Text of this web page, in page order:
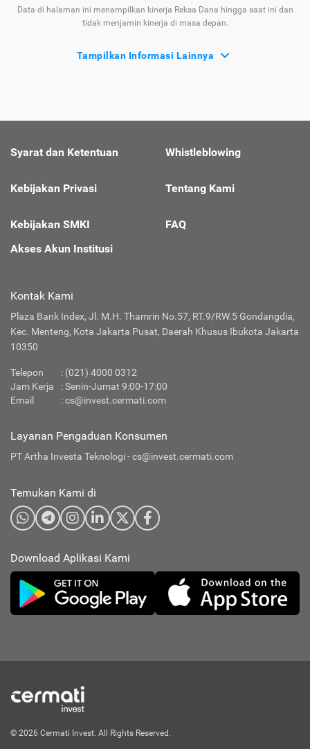
Data di halaman ini menampilkan kinerja Reksa Dana hingga saat ini dan
tidak menjamin kinerja di masa depan.
Tampilkan Informasi Lainnya
Syarat dan Ketentuan
Kebijakan Privasi
Kebijakan SMKI
Whistleblowing
Tentang Kami
FAQ
Akses Akun Institusi
Kontak Kami
Plaza Bank Index, Jl. M.H. Thamrin No.57, RT.9/RW.5 Gondangdia,
Kec. Menteng, Kota Jakarta Pusat, Daerah Khusus Ibukota Jakarta
10350
Telepon
: (021) 4000 0312
Jam Kerja
: Senin-Jumat 9:00-17:00
Email
:cs@invest.cermati.com
Layanan Pengaduan Konsumen
PT Artha Investa Teknologi -cs@invest.cermati.com
Temukan Kami di
Download Aplikasi Kami
© 2026 Cermati Invest. All Rights Reserved.